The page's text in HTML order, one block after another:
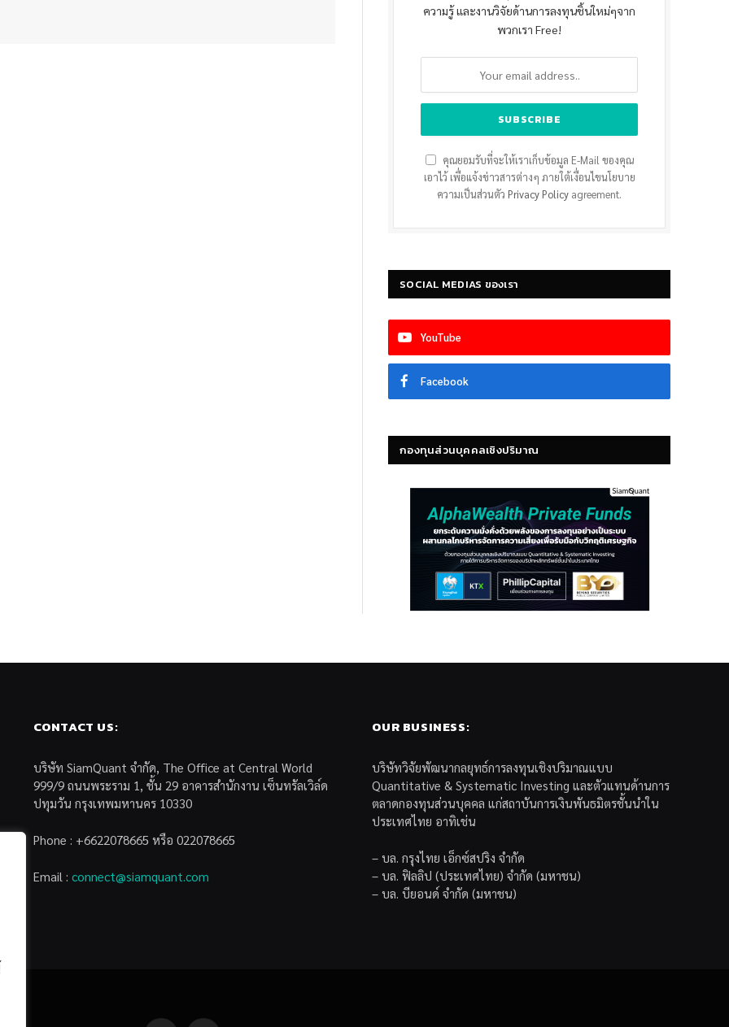
ความรู้ และงานวิจัยด้านการลงทุนชิ้นใหม่ๆจาก
พวกเรา Free!
คุณยอมรับที่จะให้เราเก็บข้อมูล E-Mail ของคุณ
เอาไว้ เพื่อแจ้งข่าวสารต่างๆ ภายใต้เงื่อนไขนโยบาย
ความเป็นส่วนตัว Privacy Policy agreement.
SOCIAL MEDIAS ของเรา
YouTube
Facebook
กองทุนส่วนบุคคลเชิงปริมาณ
CONTACT US:
บริษัท SiamQuant จำกัด, The Office at Central World
999/9 ถนนพระราม 1, ชั้น 29 อาคารสำนักงาน เซ็นทรัลเวิล์ด
ปทุมวัน กรุงเทพมหานคร 10330
Phone : +6622078665 หรือ 022078665
Email : connect@siamquant.com
OUR BUSINESS:
บริษัทวิจัยพัฒนากลยุทธ์การลงทุนเชิงปริมาณแบบ
Quantitative & Systematic Investing และตัวแทนด้านการ
ตลาดกองทุนส่วนบุคคล แก่สถาบันการเงินพันธมิตรชั้นนำใน
ประเทศไทย อาทิเช่น
– บล. กรุงไทย เอ็กซ์สปริง จำกัด
– บล. ฟิลลิป (ประเทศไทย) จำกัด (มหาชน)
– บล. บียอนด์ จำกัด (มหาชน)